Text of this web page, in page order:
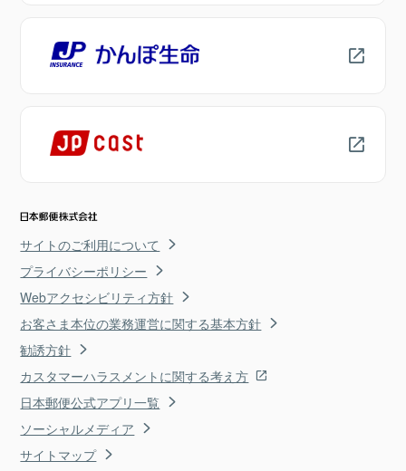
サイトのご利用について
プライバシーポリシー
Webアクセシビリティ方針
お客さま本位の業務運営に関する基本方針
勧誘方針
カスタマーハラスメントに関する考え方
日本郵便公式アプリ一覧
ソーシャルメディア
サイトマップ